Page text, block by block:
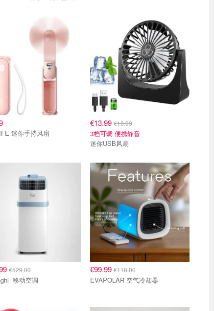
迷你手持风扇
€13.99 €19.99
3档可调 便携静音
迷你USB风扇
€529.00
De'Longhi 移动空调
€99.99 €118.00
EVAPOLAR 空气冷却器